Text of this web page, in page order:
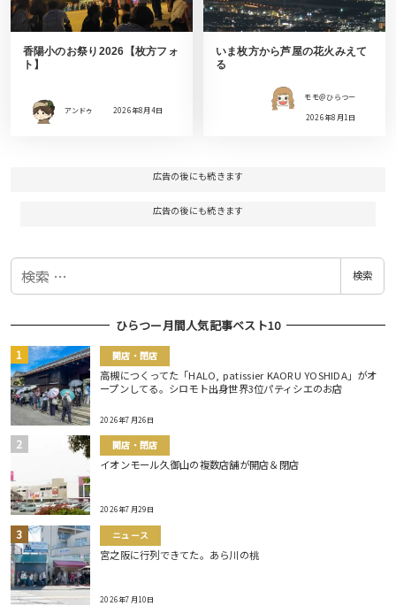
香陽小のお祭り2026【枚方フォ
ト】
アンドゥ 2026年8月4日
いま枚方から芦屋の花火みえて
る
モモ＠ひらつー
2026年8月1日
広告の後にも続きます
広告の後にも続きます
検
検索
ひらつー月間人気記事ベスト10
開店・閉店
高槻につくってた「HALO, patissier KAORU YOSHIDA」がオ
ープンしてる。シロモト出身世界3位パティシエのお店
2026年7月26日
開店・閉店
イオンモール久御山の複数店舗が開店＆閉店
2026年7月29日
ニュース
宮之阪に行列できてた。あら川の桃
2026年7月10日